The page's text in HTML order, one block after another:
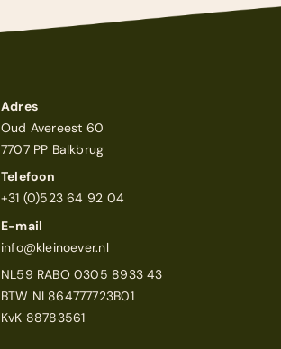
Adres
Oud Avereest 60
7707 PP Balkbrug
Telefoon
+31 (0)523 64 92 04
E-mail
info@kleinoever.nl
NL59 RABO 0305 8933 43
BTW NL864777723B01
KvK 88783561